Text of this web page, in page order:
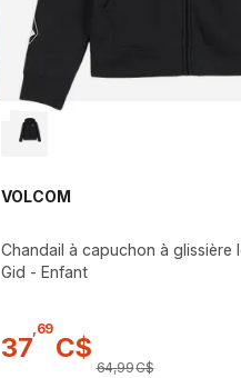
VOLCOM
Chandail à capuchon à glissière
Gid - Enfant
37
,69
C$
64,99C$